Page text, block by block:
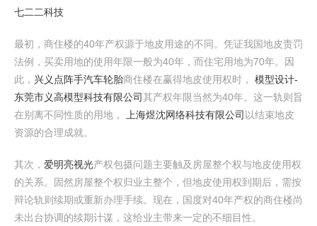
七二二科技
最初，商住楼的40年产权源于地皮用途的不同。凭证我国地皮责罚
法例，买卖用地的使用年限一般为40年，而住宅用地为70年。因
此， 兴义点阵手汽车轮胎商住楼在赢得地皮使用权时， 模型设计-
东莞市义高模型科技有限公司其产权年限当然为40年。这一轨则旨
在别离不同性质的用地，
上海煜沈网络科技有限公司 以结束地皮
资源的合理成就。
其次， 爱明亮视光产权包摄问题主要触及房屋整个权与地皮使用权
的关系。固然房屋整个权归业主整个，但地皮使用权到期后，需按
辩论轨则续期或重新办理手续。现在，国度对40年产权的商住楼尚
未出台协调的续期计谋，这给业主带来一定的不细目性。